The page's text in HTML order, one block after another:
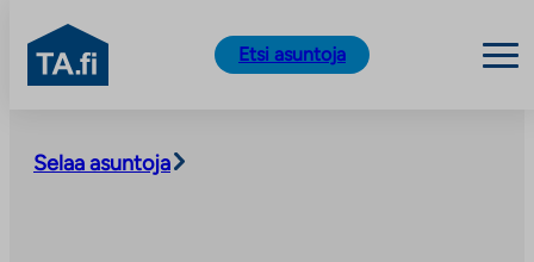
sisältöön
TA.fi
Etsi asuntoja
Selaa asuntoja